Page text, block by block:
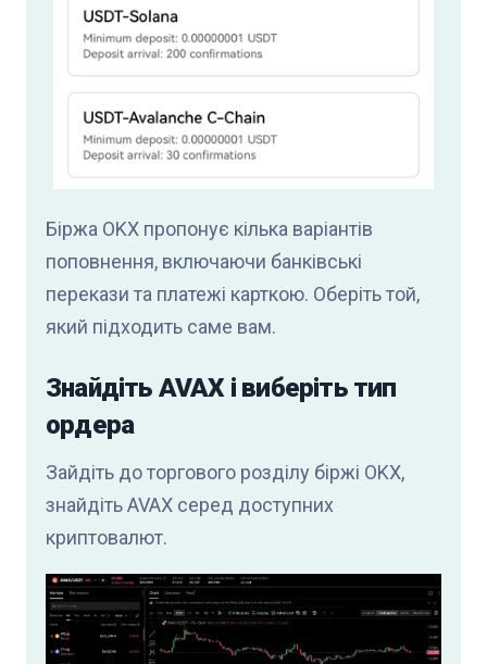
Біржа OKX пропонує кілька варіантів
поповнення, включаючи банківські
перекази та платежі карткою. Оберіть той,
який підходить саме вам.
Знайдіть AVAX і виберіть тип
ордера
Зайдіть до торгового розділу біржі OKX,
знайдіть AVAX серед доступних
криптовалют.